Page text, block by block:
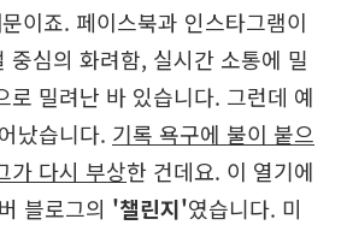
이죠. 페이스북과 인스타그램이
중심의 화려함, 실시간 소통에 밀
로 밀려난 바 있습니다. 그런데 예
났습니다. 기록 욕구에 불이 붙으
가 다시 부상한 건데요. 이 열기에
블로그의 '챌린지'였습니다. 미